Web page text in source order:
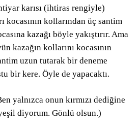
karısı (ihtiras rengiyle)
kocasının kollarından üç santim
kazağı böyle yakıştırır. Ama
kazağın kollarını kocasının
uzun tutarak bir deneme
bir kere. Öyle de yapacaktı.
yalnızca onun kırmızı dediğine
diyorum. Gönlü olsun.)